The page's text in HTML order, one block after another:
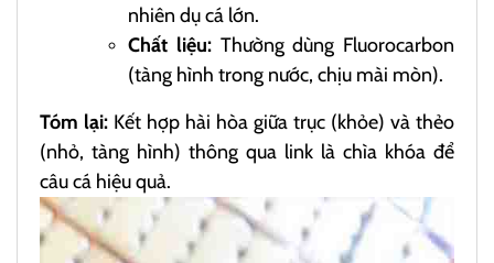
nhiên dụ cá lớn.
Chất liệu:Thường dùng Fluorocarbon
(tàng hình trong nước, chịu mài mòn).
Tóm lại: Kết hợp hài hòa giữa trục (khỏe) và thẻo
(nhỏ, tàng hình) thông qua link là chìa khóa để
câu cá hiệu quả.